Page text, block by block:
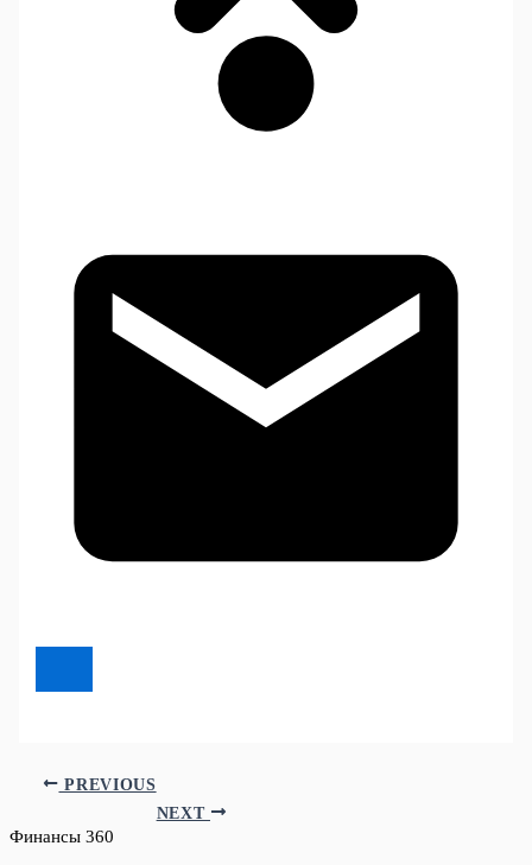
PREVIOUS
NEXT
Финансы 360